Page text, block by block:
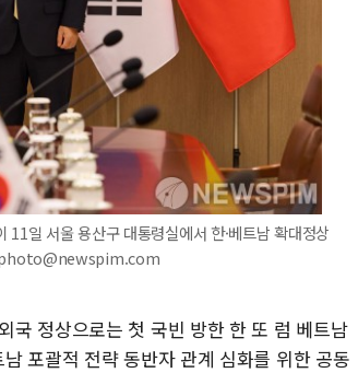
일 서울 용산구 대통령실에서 한·베트남 확대정상
photo@newspim.com
국 정상으로는 첫 국빈 방한 한 또 럼 베트남
포괄적 전략 동반자 관계 심화를 위한 공동